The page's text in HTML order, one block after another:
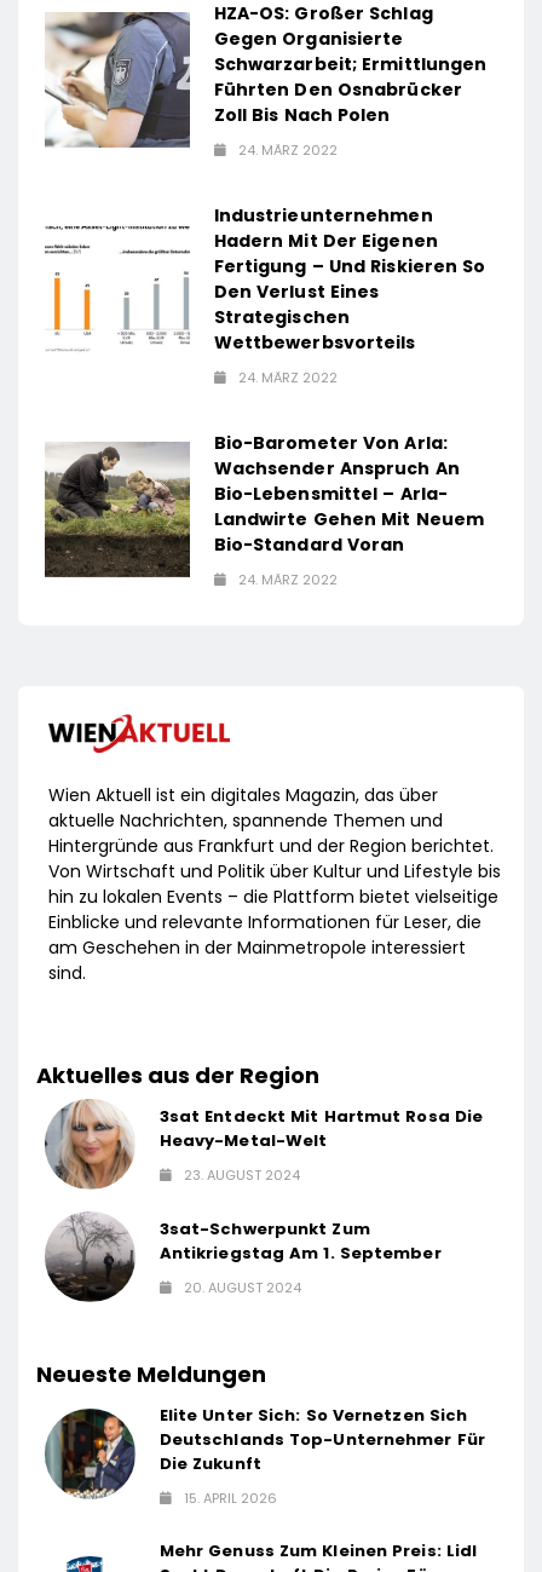
HZA-OS: Großer Schlag
Gegen Organisierte
Schwarzarbeit; Ermittlungen
Führten Den Osnabrücker
Zoll Bis Nach Polen
24. MÄRZ 2022
Industrieunternehmen
Hadern Mit Der Eigenen
Fertigung – Und Riskieren So
Den Verlust Eines
Strategischen
Wettbewerbsvorteils
24. MÄRZ 2022
Bio-Barometer Von Arla:
Wachsender Anspruch An
Bio-Lebensmittel – Arla-
Landwirte Gehen Mit Neuem
Bio-Standard Voran
24. MÄRZ 2022
Wien Aktuell ist ein digitales Magazin, das über
aktuelle Nachrichten, spannende Themen und
Hintergründe aus Frankfurt und der Region berichtet.
Von Wirtschaft und Politik über Kultur und Lifestyle bis
hin zu lokalen Events – die Plattform bietet vielseitige
Einblicke und relevante Informationen für Leser, die
am Geschehen in der Mainmetropole interessiert
sind.
Aktuelles aus der Region
3sat Entdeckt Mit Hartmut Rosa Die
Heavy-Metal-Welt
23. AUGUST 2024
3sat-Schwerpunkt Zum
Antikriegstag Am 1. September
20. AUGUST 2024
Neueste Meldungen
Elite Unter Sich: So Vernetzen Sich
Deutschlands Top-Unternehmer Für
Die Zukunft
15. APRIL 2026
Mehr Genuss Zum Kleinen Preis: Lidl